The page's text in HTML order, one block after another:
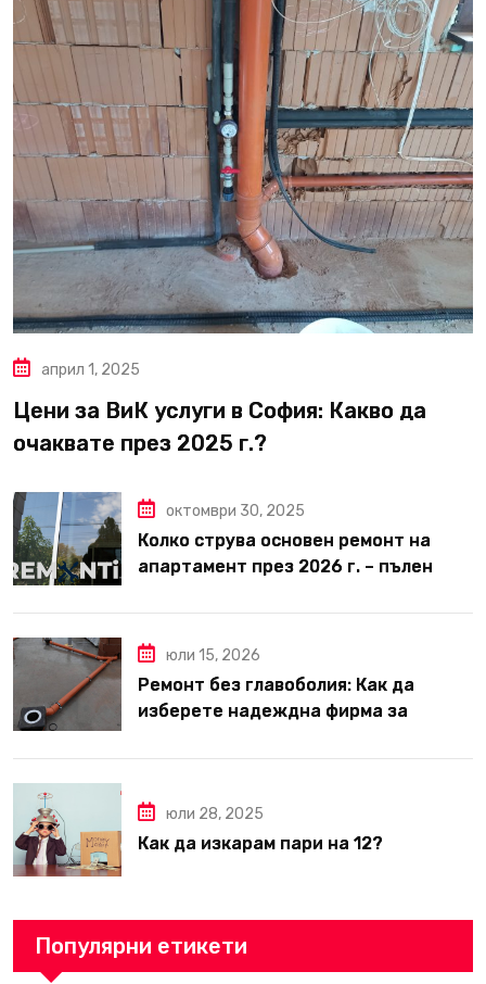
април 1, 2025
Цени за ВиК услуги в София: Какво да
очаквате през 2025 г.?
октомври 30, 2025
Колко струва основен ремонт на
апартамент през 2026 г. – пълен
юли 15, 2026
Ремонт без главоболия: Как да
изберете надеждна фирма за
юли 28, 2025
Как да изкарам пари на 12?
Популярни етикети